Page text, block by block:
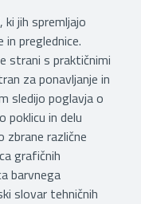
ki jih spremljajo
preglednice.
strani s praktičnimi
za ponavljanje in
sledijo poglavja o
poklicu in delu
zbrane različne
grafičnih
barvnega
slovar tehničnih